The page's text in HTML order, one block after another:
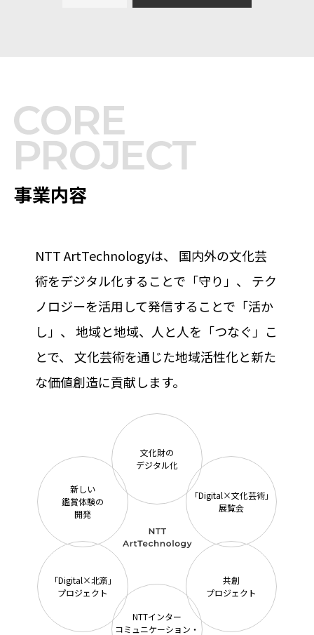
事業内容
NTT ArtTechnologyは、
国内外の文化芸
術をデジタル化することで「守り」、
テク
ノロジーを活用して発信することで「活か
し」、
地域と地域、人と人を「つなぐ」こ
とで、
文化芸術を通じた地域活性化と新た
な価値創造に貢献します。
文化財の
デジタル化
「Digital×文化芸術」
展覧会
共創
プロジェクト
NTTインター
コミュニケーション・
「Digital×北斎」
プロジェクト
新しい
鑑賞体験の
開発